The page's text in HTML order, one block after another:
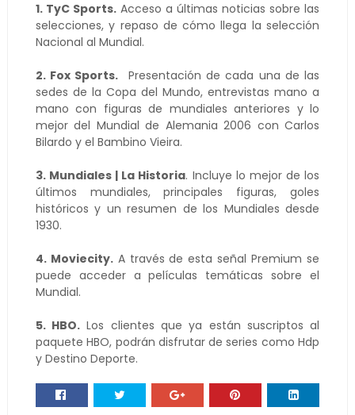
1. TyC Sports.Acceso a últimas noticias sobre las
selecciones, y repaso de cómo llega la selección
Nacional al Mundial.
2. Fox Sports. Presentación de cada una de las
sedes de la Copa del Mundo, entrevistas mano a
mano con figuras de mundiales anteriores y lo
mejor del Mundial de Alemania 2006 con Carlos
Bilardo y el Bambino Vieira.
3. Mundiales | La Historia. Incluye lo mejor de los
últimos mundiales, principales figuras, goles
históricos y un resumen de los Mundiales desde
1930.
4. Moviecity.A través de esta señal Premium se
puede acceder a películas temáticas sobre el
Mundial.
5. HBO. Los clientes que ya están suscriptos al
paquete HBO, podrán disfrutar de series como Hdp
y Destino Deporte.